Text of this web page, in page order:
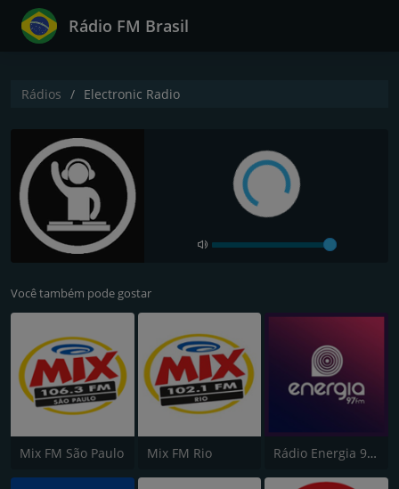
Rádio FM Brasil
Rádios Electronic Radio
Você também pode gostar
Mix FM São Paulo Mix FM Rio Rádio Energia 97 FM